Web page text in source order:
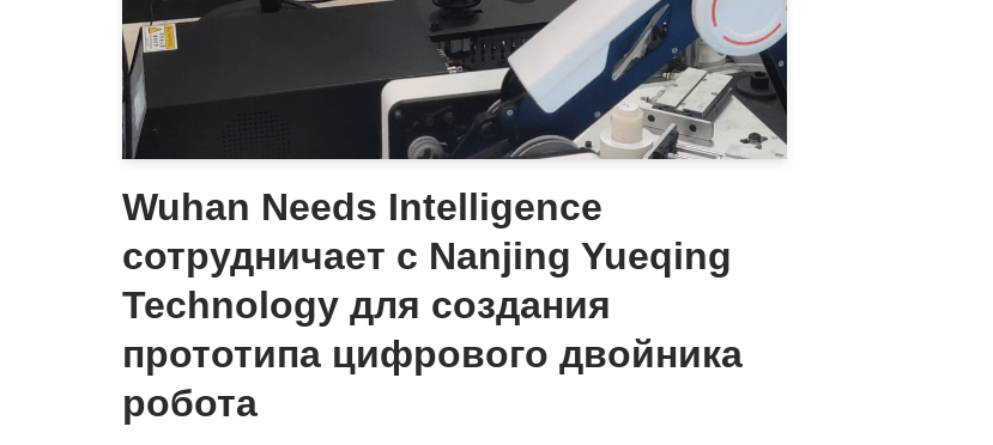
Wuhan Needs Intelligence
сотрудничает с Nanjing Yueqing
Technology для создания
прототипа цифрового двойника
робота